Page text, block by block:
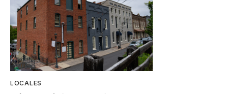
LOCALES